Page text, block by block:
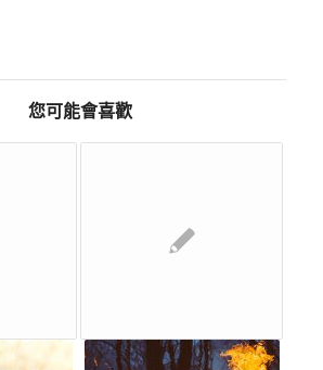
您可能會喜歡